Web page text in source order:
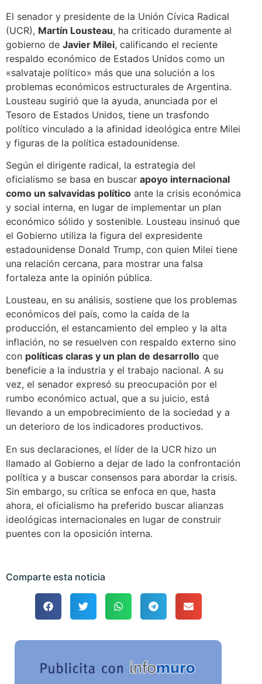
El senador y presidente de la Unión Cívica Radical
(UCR), Martín Lousteau, ha criticado duramente al
gobierno de Javier Milei, calificando el reciente
respaldo económico de Estados Unidos como un
«salvataje político» más que una solución a los
problemas económicos estructurales de Argentina.
Lousteau sugirió que la ayuda, anunciada por el
Tesoro de Estados Unidos, tiene un trasfondo
político vinculado a la afinidad ideológica entre Milei
y figuras de la política estadounidense.
Según el dirigente radical, la estrategia del
oficialismo se basa en buscar apoyo internacional
como un salvavidas político ante la crisis económica
y social interna, en lugar de implementar un plan
económico sólido y sostenible. Lousteau insinuó que
el Gobierno utiliza la figura del expresidente
estadounidense Donald Trump, con quien Milei tiene
una relación cercana, para mostrar una falsa
fortaleza ante la opinión pública.
Lousteau, en su análisis, sostiene que los problemas
económicos del país, como la caída de la
producción, el estancamiento del empleo y la alta
inflación, no se resuelven con respaldo externo sino
con políticas claras y un plan de desarrollo que
beneficie a la industria y el trabajo nacional. A su
vez, el senador expresó su preocupación por el
rumbo económico actual, que a su juicio, está
llevando a un empobrecimiento de la sociedad y a
un deterioro de los indicadores productivos.
En sus declaraciones, el líder de la UCR hizo un
llamado al Gobierno a dejar de lado la confrontación
política y a buscar consensos para abordar la crisis.
Sin embargo, su crítica se enfoca en que, hasta
ahora, el oficialismo ha preferido buscar alianzas
ideológicas internacionales en lugar de construir
puentes con la oposición interna.
Comparte esta noticia